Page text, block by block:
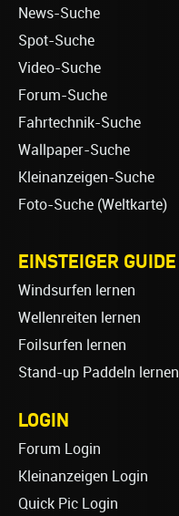
News-Suche
Spot-Suche
Video-Suche
Forum-Suche
Fahrtechnik-Suche
Wallpaper-Suche
Kleinanzeigen-Suche
Foto-Suche (Weltkarte)
EINSTEIGER GUIDE
Windsurfen lernen
Wellenreiten lernen
Foilsurfen lernen
Stand-up Paddeln lernen
LOGIN
Forum Login
Kleinanzeigen Login
Quick Pic Login